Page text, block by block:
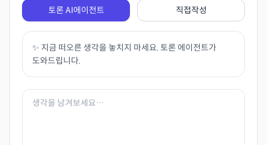
토론 AI에이전트 직접작성
✨ 지금 떠오른 생각을 놓치지 마세요. 토론 에이전트가
도와드립니다.